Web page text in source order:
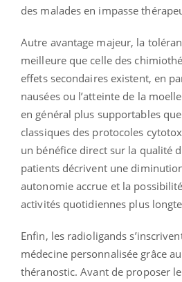
des malades en impasse
Autre avantage majeur, la
meilleure que celle des
effets secondaires existent, en
nausées ou l’atteinte de la
en général plus supportables
classiques des protocoles
un bénéfice direct sur la qualité
patients décrivent une
autonomie accrue et la
activités quotidiennes plus
Enfin, les radioligands
médecine personnalisée grâce
théranostic. Avant de proposer